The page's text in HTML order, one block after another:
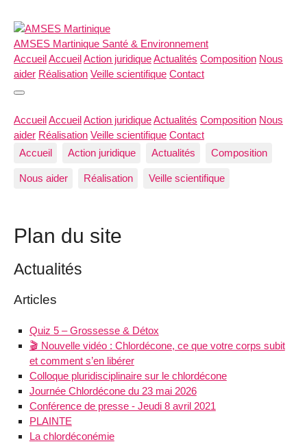
AMSES Martinique Santé & Environnement
AccueilAccueilAction juridiqueActualités Composition Nous
aider Réalisation Veille scientifique Contact
AccueilAccueilAction juridiqueActualités Composition Nous
aider Réalisation Veille scientifique Contact
Accueil
Action juridique Actualités Composition
Nous aider Réalisation Veille scientifique
Plan du site
Actualités
Articles
Quiz 5 – Grossesse & Détox
🎬 Nouvelle vidéo : Chlordécone, ce que votre corps subit
et comment s’en libérer
Colloque pluridisciplinaire sur le chlordécone
Journée Chlordécone du 23 mai 2026
Conférence de presse - Jeudi 8 avril 2021
PLAINTE
La chlordéconémie